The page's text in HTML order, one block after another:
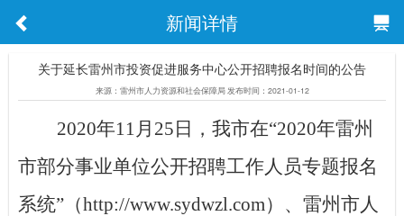
新闻详情
关于延长雷州市投资促进服务中心公开招聘报名时间的公告
来源：雷州市人力资源和社会保障局 发布时间：2021-01-12
2020年11月25日，我市在“2020年雷州
市部分事业单位公开招聘工作人员专题报名
系统”（http://www.sydwzl.com）、雷州市人